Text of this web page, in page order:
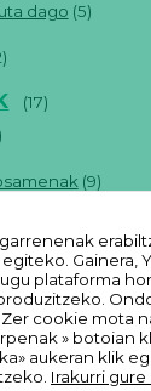
dago (5)
(17)
(9)
Gainera,
plataforma
Zer cookie mota
» botoian
aukeran klik
Irakurri